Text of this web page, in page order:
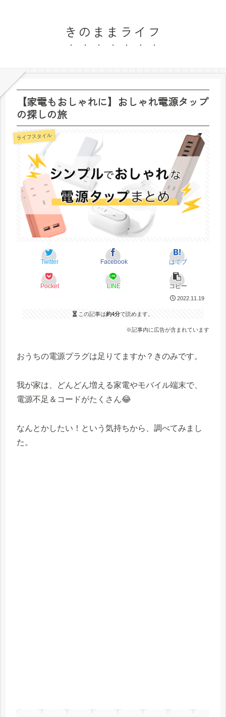
きのままライフ
【家電もおしゃれに】おしゃれ電源タップ
の探しの旅
ライフスタイル
Twitter Facebook はてブ
Pocket LINE コピー
2022.11.19
この記事は約4分で読めます。
※記事内に広告が含まれています
おうちの電源プラグは足りてますか？きのみです。
我が家は、どんどん増える家電やモバイル端末で、
電源不足＆コードがたくさん😂
なんとかしたい！という気持ちから、調べてみまし
た。